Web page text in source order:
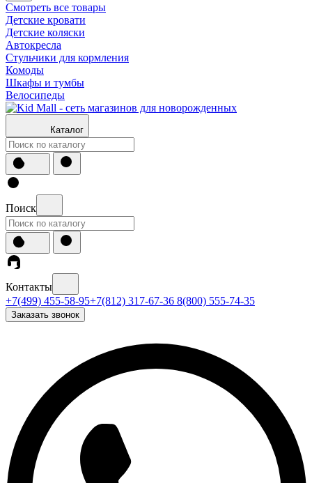
Смотреть все товары
Детские кровати
Детские коляски
Автокресла
Стульчики для кормления
Комоды
Шкафы и тумбы
Велосипеды
Каталог
Поиск
Контакты
+7(499) 455-58-95+7(812) 317-67-36 8(800) 555-74-35
Заказать звонок